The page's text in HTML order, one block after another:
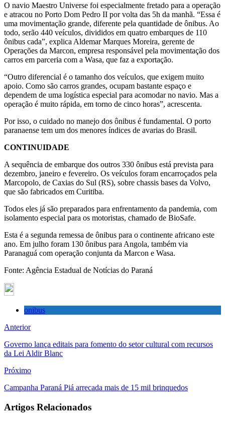
O navio Maestro Universe foi especialmente fretado para a operação
e atracou no Porto Dom Pedro II por volta das 5h da manhã. “Essa é
uma movimentação grande, diferente pela quantidade de ônibus. Ao
todo, serão 440 veículos, divididos em quatro embarques de 110
ônibus cada”, explica Aldemar Marques Moreira, gerente de
Operações da Marcon, empresa responsável pela movimentação dos
carros em parceria com a Wasa, que faz a exportação.
“Outro diferencial é o tamanho dos veículos, que exigem muito
apoio. Como são carros grandes, ocupam bastante espaço e
dependem de uma logística especial para acomodar no navio. Mas a
operação é muito rápida, em torno de cinco horas”, acrescenta.
Por isso, o cuidado no manejo dos ônibus é fundamental. O porto
paranaense tem um dos menores índices de avarias do Brasil.
CONTINUIDADE
A sequência de embarque dos outros 330 ônibus está prevista para
dezembro, janeiro e fevereiro. Os veículos foram encarroçados pela
Marcopolo, de Caxias do Sul (RS), sobre chassis bases da Volvo,
que são fabricados em Curitiba.
Todos eles já são preparados para enfrentamento da pandemia, com
isolamento especial para os motoristas, chamado de BioSafe.
Esta é a segunda remessa de ônibus para o continente africano este
ano. Em julho foram 130 ônibus para Angola, também via
Paranaguá com operação conjunta da Marcon e Wasa.
Fonte: Agência Estadual de Notícias do Paraná
onibus
Anterior
Governo lança editais para fomento do setor cultural com recursos
da Lei Aldir Blanc
Próximo
Campanha Paraná Piá arrecada mais de 15 mil brinquedos
Artigos Relacionados